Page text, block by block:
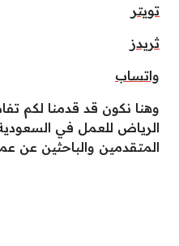
تويتر
ثريدز
واتساب
وهنا نكون قد قدمنا لكم
الرياض للعمل في
المتقدمين والباحثين عن